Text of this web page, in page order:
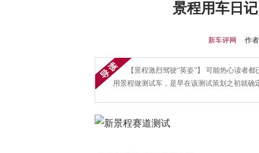
景程用车日
新车评网 作者
【景程激烈驾驶“英姿”】 可能热心读者
用景程做测试车，是早在该测试策划之初就